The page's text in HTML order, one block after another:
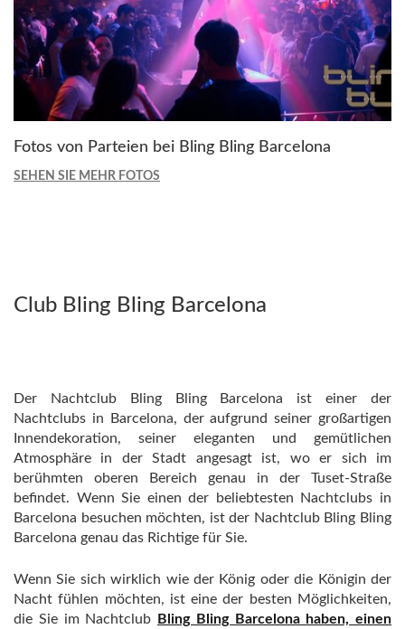
Fotos von Parteien bei Bling Bling Barcelona
SEHEN SIE MEHR FOTOS
Club Bling Bling Barcelona
Der Nachtclub Bling Bling Barcelona ist einer der
Nachtclubs in Barcelona, ​​der aufgrund seiner großartigen
Innendekoration, seiner eleganten und gemütlichen
Atmosphäre in der Stadt angesagt ist, wo er sich im
berühmten oberen Bereich genau in der Tuset-Straße
befindet. Wenn Sie einen der beliebtesten Nachtclubs in
Barcelona besuchen möchten, ist der Nachtclub Bling Bling
Barcelona genau das Richtige für Sie.
Wenn Sie sich wirklich wie der König oder die Königin der
Nacht fühlen möchten, ist eine der besten Möglichkeiten,
die Sie im Nachtclub
Bling Bling Barcelona haben, einen